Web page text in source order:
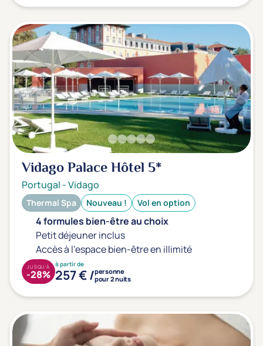
Vidago Palace Hôtel 5*
Portugal -Vidago
Thermal Spa Nouveau ! Vol en option
4 formules bien-être au choix
Petit déjeuner inclus
Accès à l'espace bien-être en illimité
à partir de
257 € /personne
pour 2 nuits
JUSQU'À
-28%